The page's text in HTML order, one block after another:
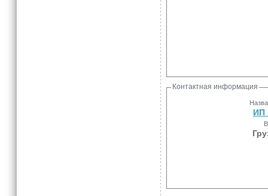
Контактная информация
ИП